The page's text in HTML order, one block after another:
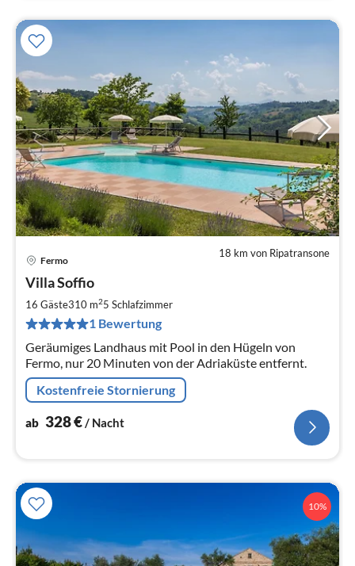
18 km von Ripatransone
Fermo
Villa Soffio
16 Gäste310 m25 Schlafzimmer
1 Bewertung
Geräumiges Landhaus mit Pool in den Hügeln von
Fermo, nur 20 Minuten von der Adriaküste entfernt.
Kostenfreie Stornierung
ab 328€ / Nacht
10%